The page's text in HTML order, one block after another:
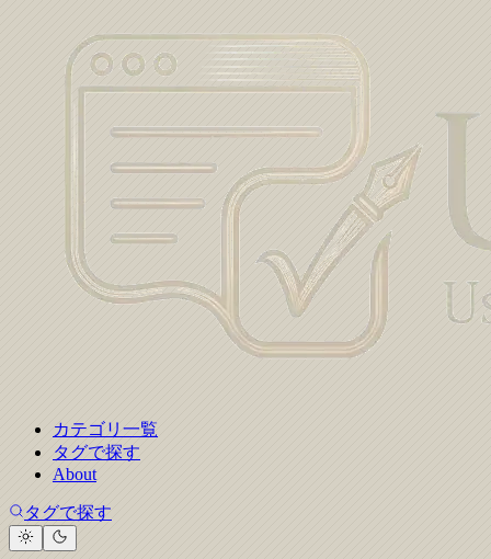
カテゴリ一覧
タグで探す
About
タグで探す